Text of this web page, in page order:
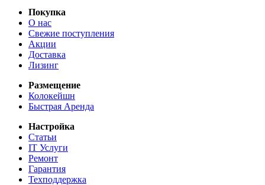
Покупка
О нас
Свежие поступления
Акции
Доставка
Лизинг
Размещение
Колокейшн
Быстрая Аренда
Настройка
Статьи
IT Услуги
Ремонт
Гарантия
Техподдержка